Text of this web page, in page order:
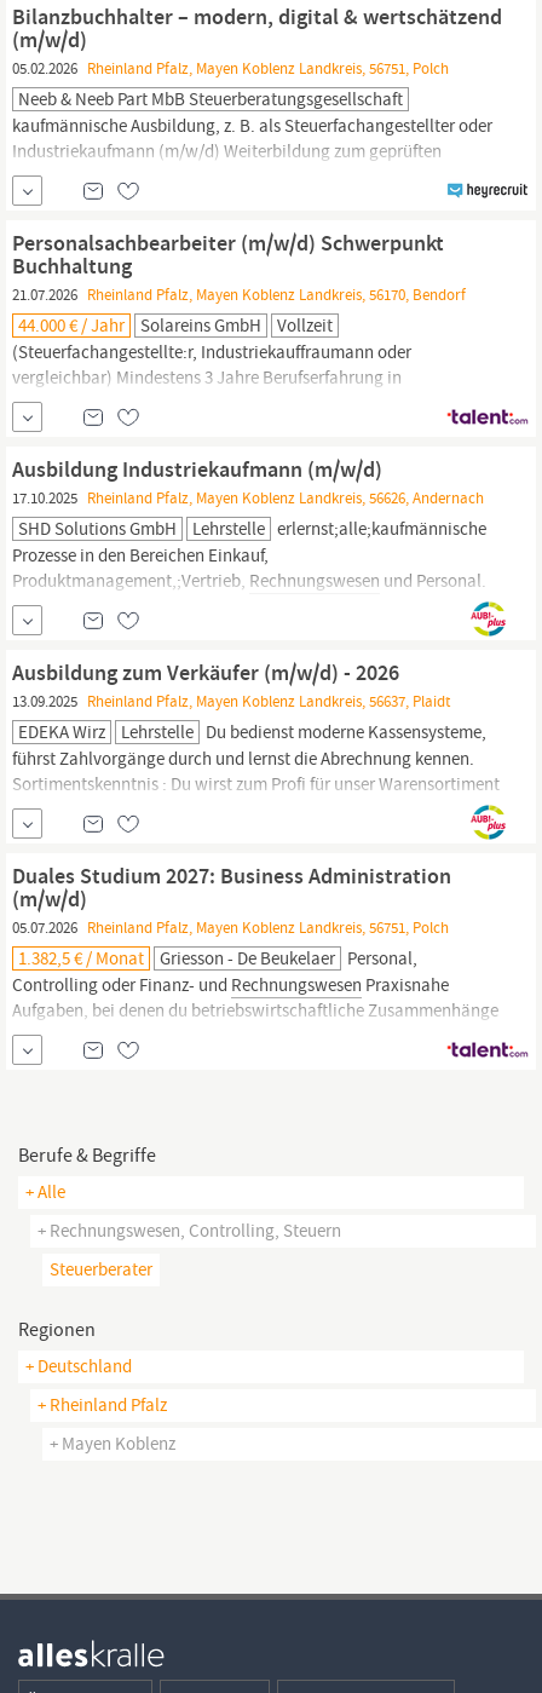
Erfahrung mit Kanzleisoftware (vorzugsweise Datev)
Bilanzbuchhalter – modern, digital & wertschätzend
(m/w/d)
05.02.2026 Rheinland Pfalz, Mayen Koblenz Landkreis, 56751, Polch
Neeb & Neeb Part MbB Steuerberatungsgesellschaft
kaufmännische Ausbildung, z. B. als Steuerfachangestellter oder
Industriekaufmann (m/w/d) Weiterbildung zum geprüften
Bilanzbuchhalter (m/w/d) oder vergleichbare Qualifikation
Mehrjährige Berufserfahrung im
idealerweise
in einer Steuerkanzlei oder im Finanzbereich eines Unternehmens
Sicherer Umgang mit
Personalsachbearbeiter (m/w/d) Schwerpunkt
Buchhaltung
21.07.2026 Rheinland Pfalz, Mayen Koblenz Landkreis, 56170, Bendorf
44.000 € / Jahr Solareins GmbH
Vollzeit
(Steuerfachangestellte:r, Industriekauffraumann oder
vergleichbar) Mindestens 3 Jahre Berufserfahrung in
Lohnbuchhaltung und/oder Personalsachbearbeitung Sicherer
Umgang mit DATEV (Lohn und Gehalt, idealerweise auch
Aktuelles Wissen in Lohnsteuer,
Sozialversicherung und Arbeitsrecht Strukturierte, gewissenhafte
Arbeitsweise und...
Ausbildung Industriekaufmann (m/w/d)
17.10.2025 Rheinland Pfalz, Mayen Koblenz Landkreis, 56626, Andernach
SHD Solutions GmbH Lehrstelle erlernst;alle;kaufmännische
Prozesse in den Bereichen Einkauf,
Produktmanagement,;Vertrieb, Rechnungswesen und Personal.
Du analysierst betriebliche Kennzahlen und verstehst, wie
wirtschaftliche;Entscheidungen getroffen werden. Du lernst, wie
du Angebote vergleichst, Bestellungen abwickelst und
Kundenanfragen bearbeitest. Du unterstützt die Abteilungen...
Ausbildung zum Verkäufer (m/w/d) - 2026
13.09.2025 Rheinland Pfalz, Mayen Koblenz Landkreis, 56637, Plaidt
EDEKA Wirz Lehrstelle Du bedienst moderne Kassensysteme,
führst Zahlvorgänge durch und lernst die Abrechnung kennen.
Sortimentskenntnis : Du wirst zum Profi für unser Warensortiment
und lernst, was unsere Produkte besonders macht.
Warenwirtschaft &
kaufmännischen Abläufe....
Duales Studium 2027: Business Administration
(m/w/d)
05.07.2026 Rheinland Pfalz, Mayen Koblenz Landkreis, 56751, Polch
1.382,5 € / Monat Griesson - De Beukelaer Personal,
Controlling oder Finanz- und Rechnungswesen Praxisnahe
Aufgaben, bei denen du betriebswirtschaftliche Zusammenhänge
verstehst und direkt anwendest Die Möglichkeit, eigene Ideen
einzubringen, Projekte mitzugestalten und Verantwortung zu
Berufe & Begriffe
+ Alle
+ Rechnungswesen, Controlling, Steuern
Steuerberater
Regionen
+ Deutschland
+ Rheinland Pfalz
+ Mayen Koblenz